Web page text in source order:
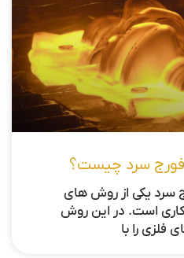
فورج سرد چیست؟
سرد یکی از روش های
است. در این روش
را با